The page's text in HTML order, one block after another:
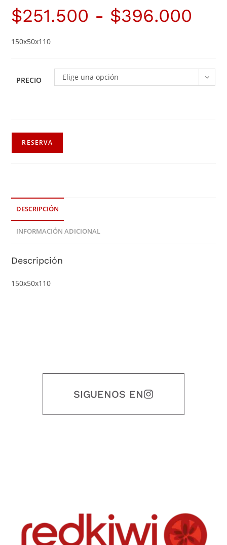
$251.500 - $396.000
150x50x110
PRECIO Elige una opción
RESERVA
DESCRIPCIÓN
INFORMACIÓN ADICIONAL
Descripción
150x50x110
SIGUENOS EN